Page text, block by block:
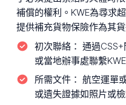
補償的權利。KWE為尋求
提供補充貨物保險作為其
初次聯絡： 通過
或當地辦事處聯繫KWE
所需文件： 航空運單
或遺失證據如照片或